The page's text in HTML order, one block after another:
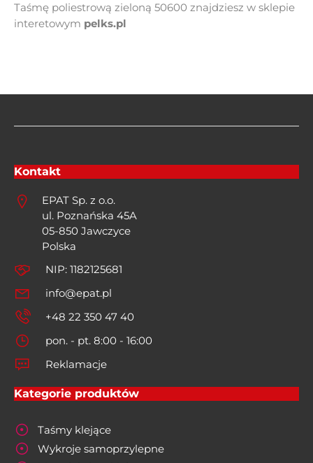
Taśmę poliestrową zieloną 50600 znajdziesz w sklepie
interetowym pelks.pl
Kontakt
EPAT Sp. z o.o.
ul. Poznańska 45A
05-850 Jawczyce
Polska
NIP: 1182125681
info@epat.pl
+48 22 350 47 40
pon. - pt. 8:00 - 16:00
Reklamacje
Kategorie produktów
Taśmy klejące
Wykroje samoprzylepne